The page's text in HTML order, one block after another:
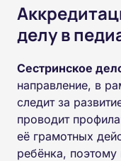
делу в
Сестринское
направление, в
следит за
проводит
её грамотных
ребёнка, поэтому